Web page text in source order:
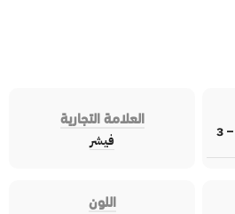
مروحة فيشر طاولة 5 شفرات – 3
العلامة التجارية
فيشر
اللون